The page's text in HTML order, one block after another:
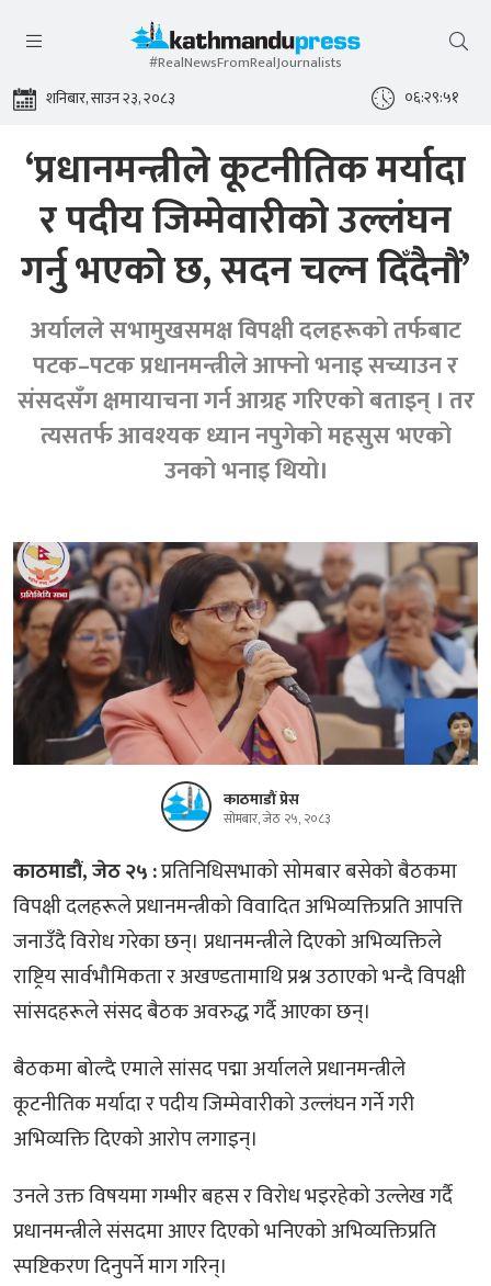
#RealNewsFromRealJournalists
शनिबार, साउन २३, २०८३ ०६:२९:५१
‘प्रधानमन्त्रीले कूटनीतिक मर्यादा
र पदीय जिम्मेवारीको उल्लंघन
गर्नु भएको छ, सदन चल्न दिँदैनौं’
अर्यालले सभामुखसमक्ष विपक्षी दलहरूको तर्फबाट
पटक–पटक प्रधानमन्त्रीले आफ्नो भनाइ सच्याउन र
संसदसँग क्षमायाचना गर्न आग्रह गरिएको बताइन् । तर
त्यसतर्फ आवश्यक ध्यान नपुगेको महसुस भएको
उनको भनाइ थियो।
काठमाडौं प्रेस
सोमबार, जेठ २५, २०८३
काठमाडौं, जेठ २५ :प्रतिनिधिसभाको सोमबार बसेको बैठकमा
विपक्षी दलहरूले प्रधानमन्त्रीको विवादित अभिव्यक्तिप्रति आपत्ति
जनाउँदै विरोध गरेका छन्। प्रधानमन्त्रीले दिएको अभिव्यक्तिले
राष्ट्रिय सार्वभौमिकता र अखण्डतामाथि प्रश्न उठाएको भन्दै विपक्षी
सांसदहरूले संसद बैठक अवरुद्ध गर्दै आएका छन्।
बैठकमा बोल्दै एमाले सांसद पद्मा अर्यालले प्रधानमन्त्रीले
कूटनीतिक मर्यादा र पदीय जिम्मेवारीको उल्लंघन गर्ने गरी
अभिव्यक्ति दिएको आरोप लगाइन्।
उनले उक्त विषयमा गम्भीर बहस र विरोध भइरहेको उल्लेख गर्दै
प्रधानमन्त्रीले संसदमा आएर दिएको भनिएको अभिव्यक्तिप्रति
स्पष्टिकरण दिनुपर्ने माग गरिन्।